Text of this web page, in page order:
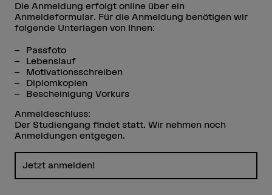
Die Anmeldung erfolgt online über ein
Anmeldeformular. Für die Anmeldung benötigen wir
folgende Unterlagen von Ihnen:
Passfoto
Lebenslauf
Motivationsschreiben
Diplomkopien
Bescheinigung Vorkurs
Anmeldeschluss:
Der Studiengang findet statt. Wir nehmen noch
Anmeldungen entgegen.
Jetzt anmelden!